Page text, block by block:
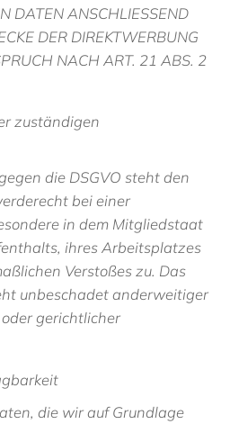
DATEN ANSCHLIESSEND
DER DIREKTWERBUNG
NACH ART. 21 ABS. 2
zuständigen
die DSGVO steht den
bei einer
in dem Mitgliedstaat
ihres Arbeitsplatzes
Verstoßes zu. Das
unbeschadet anderweitiger
gerichtlicher
die wir auf Grundlage